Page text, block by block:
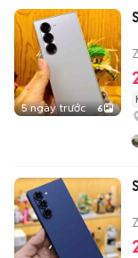
5 ngày trước 6